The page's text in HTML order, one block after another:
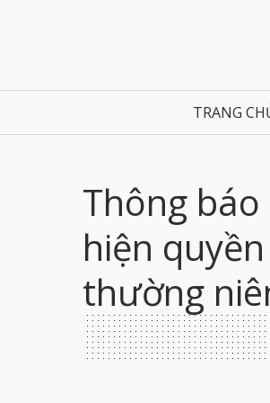
TRANG
Thông
hiện
thường